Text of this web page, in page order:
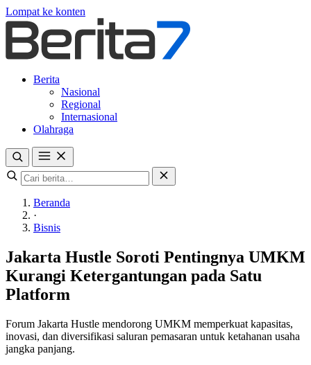
Lompat ke konten
Berita
Nasional
Regional
Internasional
Olahraga
Beranda
·
Bisnis
Jakarta Hustle Soroti Pentingnya UMKM
Kurangi Ketergantungan pada Satu
Platform
Forum Jakarta Hustle mendorong UMKM memperkuat kapasitas,
inovasi, dan diversifikasi saluran pemasaran untuk ketahanan usaha
jangka panjang.